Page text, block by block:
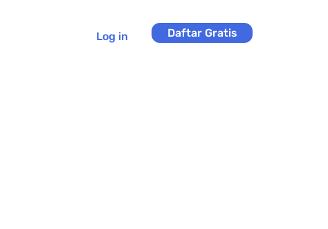
Log in Daftar Gratis